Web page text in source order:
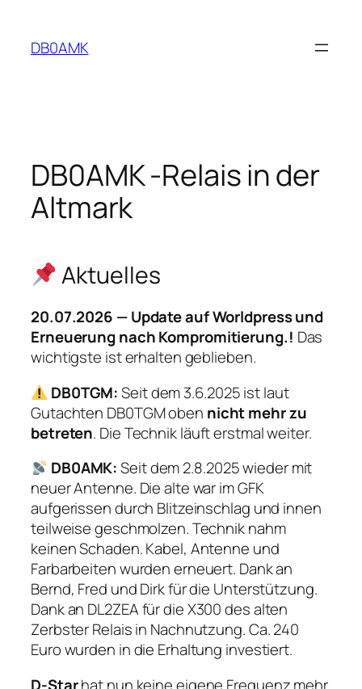
springen
DB0AMK
DB0AMK -Relais in der
Altmark
Aktuelles
20.07.2026 — Update auf Worldpress und
Erneuerung nach Kompromitierung.! Das
wichtigste ist erhalten geblieben.
DB0TGM:Seit dem 3.6.2025 ist laut
Gutachten DB0TGM oben nicht mehr zu
betreten. Die Technik läuft erstmal weiter.
DB0AMK:Seit dem 2.8.2025 wieder mit
neuer Antenne. Die alte war im GFK
aufgerissen durch Blitzeinschlag und innen
teilweise geschmolzen. Technik nahm
keinen Schaden. Kabel, Antenne und
Farbarbeiten wurden erneuert. Dank an
Bernd, Fred und Dirk für die Unterstützung.
Dank an DL2ZEA für die X300 des alten
Zerbster Relais in Nachnutzung. Ca. 240
Euro wurden in die Erhaltung investiert.